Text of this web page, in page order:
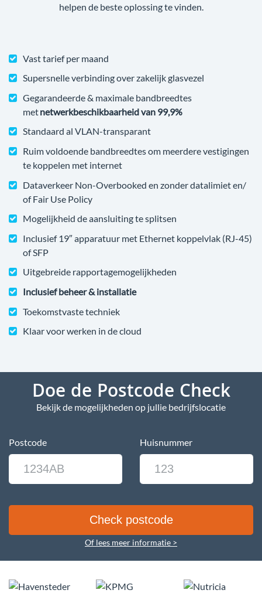
helpen de beste oplossing te vinden.
Vast tarief per maand
Supersnelle verbinding over zakelijk glasvezel
Gegarandeerde & maximale bandbreedtes
metnetwerkbeschikbaarheid van 99,9%
Standaard al VLAN-transparant
Ruim voldoende bandbreedtes om meerdere vestigingen
te koppelen met internet
Dataverkeer Non-Overbooked en zonder datalimiet en/
of Fair Use Policy
Mogelijkheid de aansluiting te splitsen
Inclusief 19″ apparatuur met Ethernet koppelvlak (RJ-45)
of SFP
Uitgebreide rapportagemogelijkheden
Inclusief beheer & installatie
Toekomstvaste techniek
Klaar voor werken in de cloud
Doe de Postcode Check
Bekijk de mogelijkheden op jullie bedrijfslocatie
Postcode Huisnummer
Of lees meer informatie >